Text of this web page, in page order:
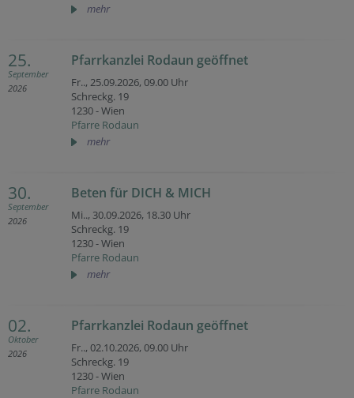
mehr
25.
September
2026
Pfarrkanzlei Rodaun geöffnet
Fr.., 25.09.2026,09.00 Uhr
Schreckg. 19
1230 - Wien
Pfarre Rodaun
mehr
30.
September
2026
Beten für DICH & MICH
Mi.., 30.09.2026, 18.30 Uhr
Schreckg. 19
1230 - Wien
Pfarre Rodaun
mehr
02.
Oktober
2026
Pfarrkanzlei Rodaun geöffnet
Fr.., 02.10.2026,09.00 Uhr
Schreckg. 19
1230 - Wien
Pfarre Rodaun